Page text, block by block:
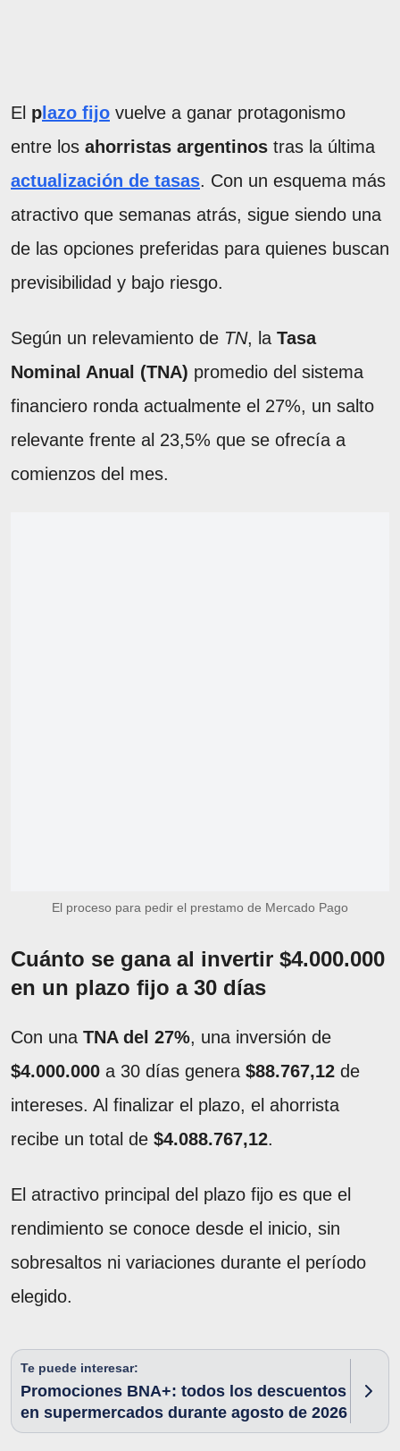
El p lazo fijo vuelve a ganar protagonismo
entre los ahorristas argentinos tras la última
actualización de tasas. Con un esquema más
atractivo que semanas atrás, sigue siendo una
de las opciones preferidas para quienes buscan
previsibilidad y bajo riesgo.
Según un relevamiento de TN, la Tasa
Nominal Anual (TNA) promedio del sistema
financiero ronda actualmente el 27%, un salto
relevante frente al 23,5% que se ofrecía a
comienzos del mes.
El proceso para pedir el prestamo de Mercado Pago
Cuánto se gana al invertir $4.000.000
en un plazo fijo a 30 días
Con una TNA del 27%, una inversión de
$4.000.000 a 30 días genera $88.767,12 de
intereses. Al finalizar el plazo, el ahorrista
recibe un total de $4.088.767,12.
El atractivo principal del plazo fijo es que el
rendimiento se conoce desde el inicio, sin
sobresaltos ni variaciones durante el período
elegido.
Te puede interesar:
Promociones BNA+: todos los descuentos
en supermercados durante agosto de 2026